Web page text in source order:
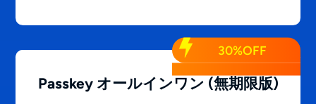
Passkey オールインワン (無期限版)
30%OFF